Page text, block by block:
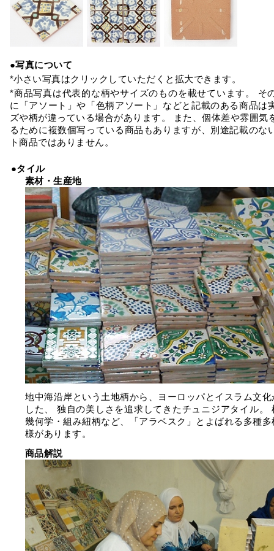
●写真について
*小さい写真はクリックしていただくと拡大できます。
*商品写真は代表的な柄やサイズのものを載せています。 そ
に「アソート」や「色柄アソート」などと記載のある商品は
ズや柄が違っている場合があります。 また、個体差や雰囲気
るために複数個写っている商品もありますが、別途記載のな
ト商品ではありません。
●タイル
素材・生産地
地中海沿岸という土地柄から、ヨーロッパとイスラム文
した、 独自の美しさを追求してきたチュニジアタイル。
幾何学・組み紐柄など、「アラベスク」とよばれる多種
様があります。
商品解説